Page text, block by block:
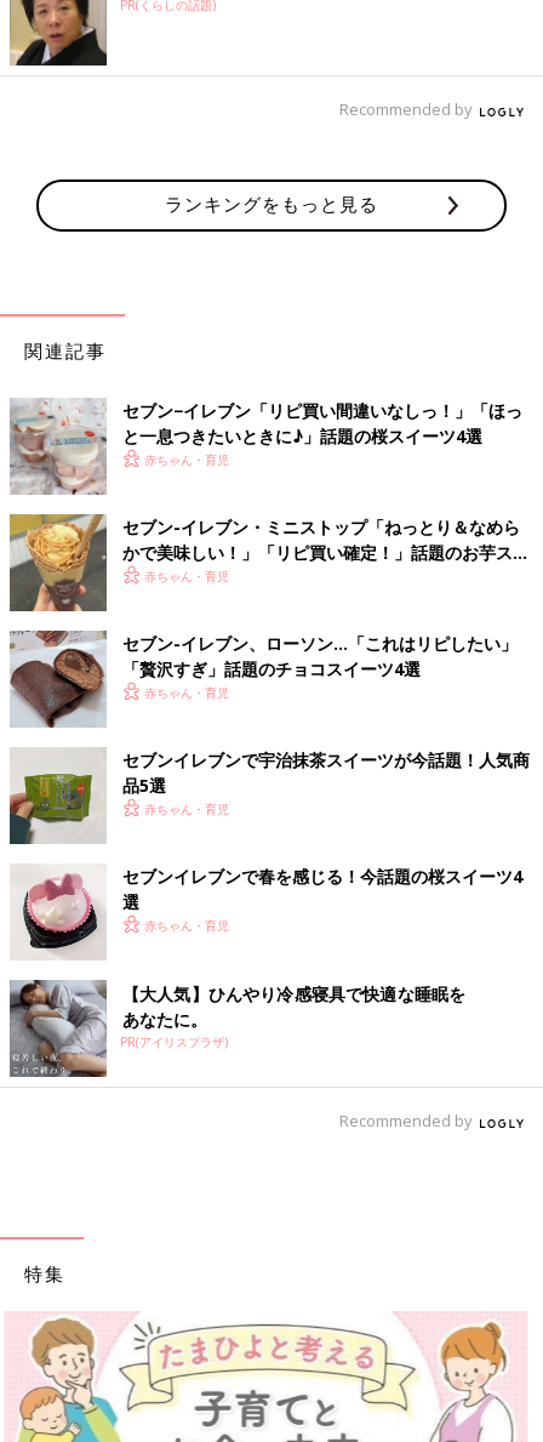
PR(くらしの話題)
Recommended by
ランキングをもっと見る
関連記事
セブン−イレブン「リピ買い間違いなしっ！」「ほっ
と一息つきたいときに♪」話題の桜スイーツ4選
赤ちゃん・育児
セブン-イレブン・ミニストップ「ねっとり＆なめら
かで美味しい！」「リピ買い確定！」話題のお芋スイ
ーツ4選
赤ちゃん・育児
セブン-イレブン、ローソン…「これはリピしたい」
「贅沢すぎ」話題のチョコスイーツ4選
赤ちゃん・育児
セブンイレブンで宇治抹茶スイーツが今話題！人気商
品5選
赤ちゃん・育児
セブンイレブンで春を感じる！今話題の桜スイーツ4
選
赤ちゃん・育児
【大人気】ひんやり冷感寝具で快適な睡眠を
あなたに。
PR(アイリスプラザ)
Recommended by
特集
【ワクチン接種できるものも】妊婦の感染症対策、知っておいて！